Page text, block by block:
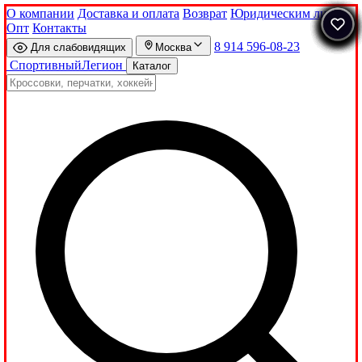
О компании Доставка и оплата Возврат Юридическим лицам
Опт Контакты
Для слабовидящих Москва
8 914 596-08-23
СпортивныйЛегион Каталог